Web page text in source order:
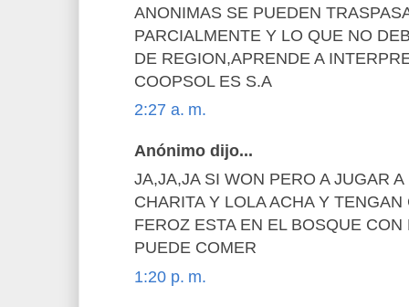
ANONIMAS SE PUEDEN
PARCIALMENTE Y LO QUE NO
DE REGION,APRENDE A
COOPSOL ES S.A
2:27 a. m.
Anónimo dijo...
JA,JA,JA SI WON PERO A JUGAR
CHARITA Y LOLA ACHA Y
FEROZ ESTA EN EL BOSQUE
PUEDE COMER
1:20 p. m.